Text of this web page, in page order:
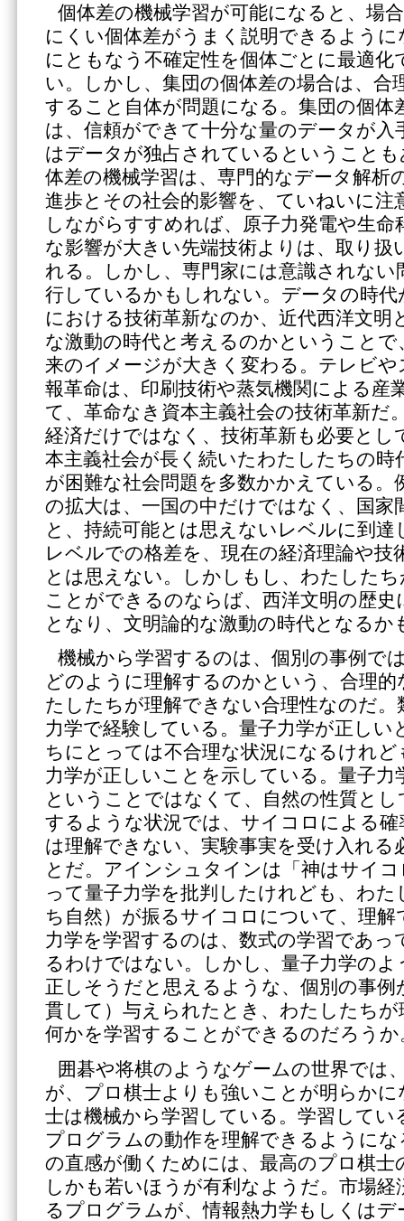
個体差の機械学習が可能になると、場
にくい個体差がうまく説明できるよう
にともなう不確定性を個体ごとに最適
い。しかし、集団の個体差の場合は、合
すること自体が問題になる。集団の個体
は、信頼ができて十分な量のデータが
はデータが独占されているということ
体差の機械学習は、専門的なデータ解析
進歩とその社会的影響を、ていねいに注
しながらすすめれば、原子力発電や生命
な影響が大きい先端技術よりは、取り扱
れる。しかし、専門家には意識されない
行しているかもしれない。データの時代
における技術革新なのか、近代西洋文明
な激動の時代と考えるのかということ
来のイメージが大きく変わる。テレビ
報革命は、印刷技術や蒸気機関による産
て、革命なき資本主義社会の技術革新だ
経済だけではなく、技術革新も必要とし
本主義社会が長く続いたわたしたちの時
が困難な社会問題を多数かかえている。
の拡大は、一国の中だけではなく、国家
と、持続可能とは思えないレベルに到
レベルでの格差を、現在の経済理論や技
とは思えない。しかしもし、わたした
ことができるのならば、西洋文明の歴
となり、文明論的な激動の時代となるか
機械から学習するのは、個別の事例で
どのように理解するのかという、合理
たしたちが理解できない合理性なのだ。
力学で経験している。量子力学が正しい
ちにとっては不合理な状況になるけれど
力学が正しいことを示している。量子力
ということではなくて、自然の性質と
するような状況では、サイコロによる
は理解できない、実験事実を受け入れる
とだ。アインシュタインは「神はサイ
って量子力学を批判したけれども、わ
ち自然）が振るサイコロについて、理
力学を学習するのは、数式の学習であっ
るわけではない。しかし、量子力学の
正しそうだと思えるような、個別の事例
貫して）与えられたとき、わたしたち
何かを学習することができるのだろうか
囲碁や将棋のようなゲームの世界では
が、プロ棋士よりも強いことが明らか
士は機械から学習している。学習してい
プログラムの動作を理解できるように
の直感が働くためには、最高のプロ棋
しかも若いほうが有利なようだ。市場経
るプログラムが、情報熱力学もしくはデ